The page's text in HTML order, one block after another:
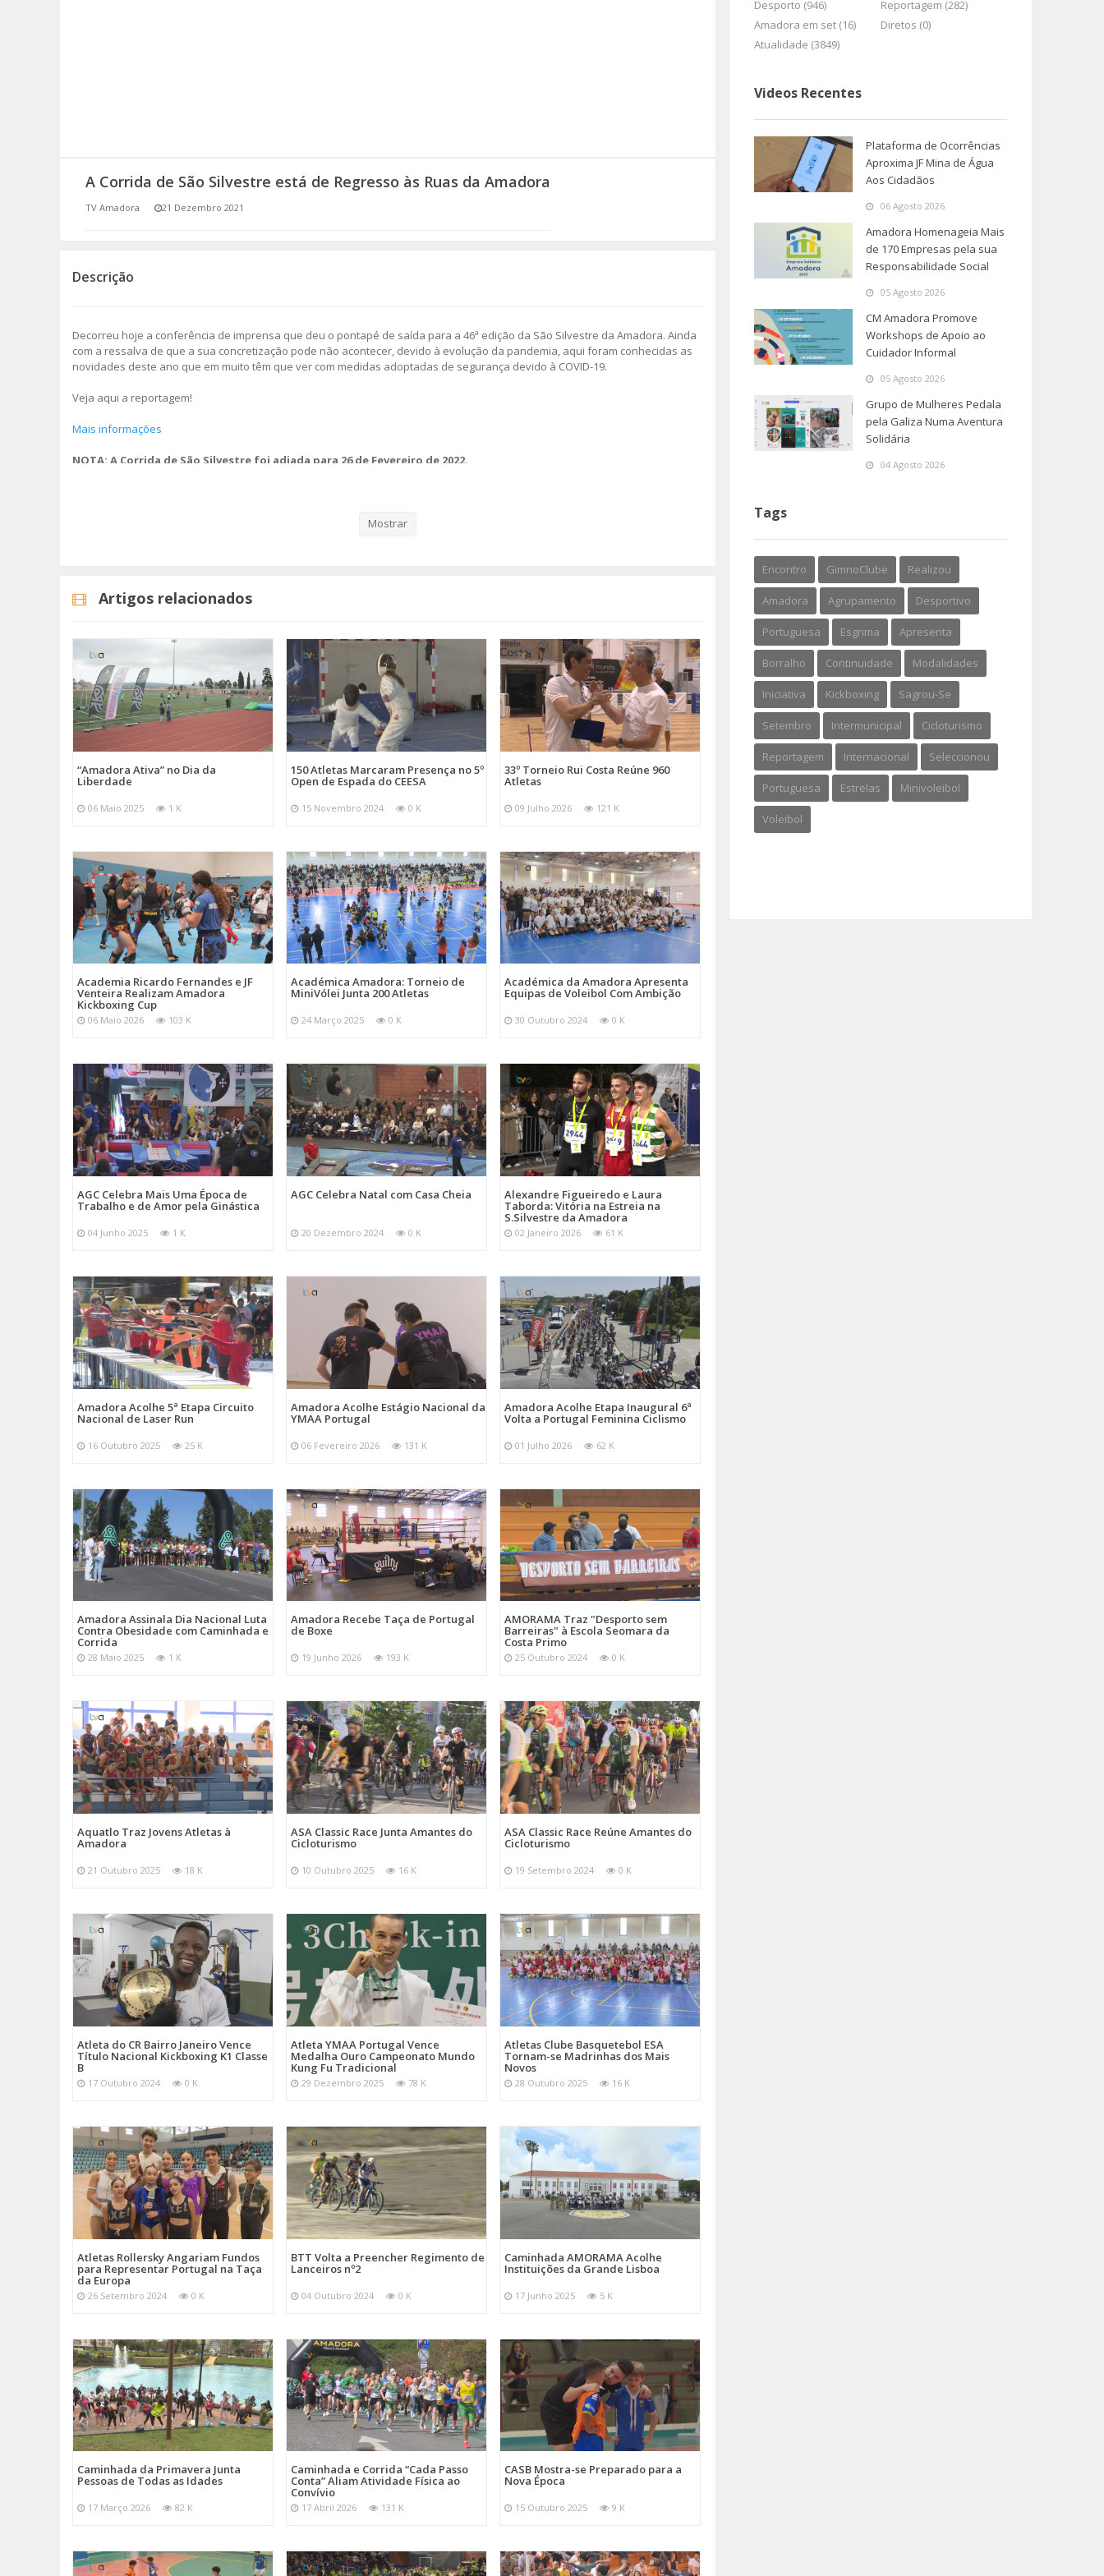
(RE) PENSAMENTOS
A Corrida de São Silvestre está de Regresso às Ruas da Amadora
TV Amadora 21 Dezembro 2021
Descrição
Decorreu hoje a conferência de imprensa que deu o pontapé de saída para a 46ª edição da São Silvestre da Amadora. Ainda
com a ressalva de que a sua concretização pode não acontecer, devido à evolução da pandemia, aqui foram conhecidas as
novidades deste ano que em muito têm que ver com medidas adoptadas de segurança devido à COVID-19.
Veja aqui a reportagem!
Mais informações
NOTA: A Corrida de São Silvestre foi adiada para 26 de Fevereiro de 2022.
Mostrar
Artigos relacionados
“Amadora Ativa” no Dia da
Liberdade
06 Maio 2025 1 K
150 Atletas Marcaram Presença no 5º
Open de Espada do CEESA
15 Novembro 2024 0 K
33º Torneio Rui Costa Reúne 960
Atletas
09 Julho 2026 121 K
Academia Ricardo Fernandes e JF
Venteira Realizam Amadora
Kickboxing Cup
06 Maio 2026 103 K
Académica Amadora: Torneio de
MiniVólei Junta 200 Atletas
24 Março 2025 0 K
Académica da Amadora Apresenta
Equipas de Voleibol Com Ambição
30 Outubro 2024 0 K
AGC Celebra Mais Uma Época de
Trabalho e de Amor pela Ginástica
04 Junho 2025 1 K
AGC Celebra Natal com Casa Cheia
20 Dezembro 2024 0 K
Alexandre Figueiredo e Laura
Taborda: Vitória na Estreia na
S.Silvestre da Amadora
02 Janeiro 2026 61 K
Amadora Acolhe 5ª Etapa Circuito
Nacional de Laser Run
16 Outubro 2025 25 K
Amadora Acolhe Estágio Nacional da
YMAA Portugal
06 Fevereiro 2026 131 K
Amadora Acolhe Etapa Inaugural 6ª
Volta a Portugal Feminina Ciclismo
01 Julho 2026 62 K
Amadora Assinala Dia Nacional Luta
Contra Obesidade com Caminhada e
Corrida
28 Maio 2025 1 K
Amadora Recebe Taça de Portugal
de Boxe
19 Junho 2026 193 K
AMORAMA Traz "Desporto sem
Barreiras" à Escola Seomara da
Costa Primo
25 Outubro 2024 0 K
Aquatlo Traz Jovens Atletas à
Amadora
21 Outubro 2025 18 K
ASA Classic Race Junta Amantes do
Cicloturismo
10 Outubro 2025 16 K
ASA Classic Race Reúne Amantes do
Cicloturismo
19 Setembro 2024 0 K
Atleta do CR Bairro Janeiro Vence
Título Nacional Kickboxing K1 Classe
B
17 Outubro 2024 0 K
Atleta YMAA Portugal Vence
Medalha Ouro Campeonato Mundo
Kung Fu Tradicional
29 Dezembro 2025 78 K
Atletas Clube Basquetebol ESA
Tornam-se Madrinhas dos Mais
Novos
28 Outubro 2025 16 K
Atletas Rollersky Angariam Fundos
para Representar Portugal na Taça
da Europa
26 Setembro 2024 0 K
BTT Volta a Preencher Regimento de
Lanceiros nº2
04 Outubro 2024 0 K
Caminhada AMORAMA Acolhe
Instituições da Grande Lisboa
17 Junho 2025 5 K
Caminhada da Primavera Junta
Pessoas de Todas as Idades
17 Março 2026 82 K
Caminhada e Corrida “Cada Passo
Conta” Aliam Atividade Física ao
Convívio
17 Abril 2026 131 K
CASB Mostra-se Preparado para a
Nova Época
15 Outubro 2025 9 K
Desporto (946)
Reportagem (282)
Amadora em set (16)
Diretos (0)
Atualidade (3849)
Videos Recentes
Plataforma de Ocorrências
Aproxima JF Mina de Água
Aos Cidadãos
06 Agosto 2026
Amadora Homenageia Mais
de 170 Empresas pela sua
Responsabilidade Social
05 Agosto 2026
CM Amadora Promove
Workshops de Apoio ao
Cuidador Informal
05 Agosto 2026
Grupo de Mulheres Pedala
pela Galiza Numa Aventura
Solidária
04 Agosto 2026
Tags
Encontro GimnoClube Realizou
Amadora Agrupamento Desportivo
Portuguesa Esgrima Apresenta
Borralho Continuidade Modalidades
Iniciativa Kickboxing Sagrou-Se
Setembro Intermunicipal Cicloturismo
Reportagem Internacional Seleccionou
Portuguesa Estrelas Minivoleibol
Voleibol